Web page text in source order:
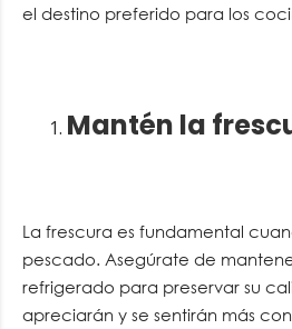
el destino preferido para los
Mantén la
La frescura es fundamental
pescado. Asegúrate de
refrigerado para preservar su
apreciarán y se sentirán más